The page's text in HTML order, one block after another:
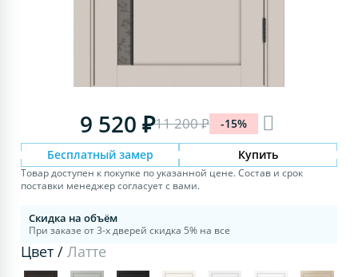
9 520 ₽11 200 ₽ -15%
Бесплатный замер Купить
Товар доступен к покупке по указанной цене. Состав и срок
поставки менеджер согласует с вами.
Скидка на объём
При заказе от 3-х дверей скидка 5% на все
Цвет /Латте